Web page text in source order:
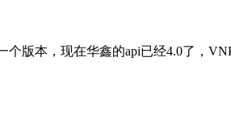
版本，现在华鑫的api已经4.0了，